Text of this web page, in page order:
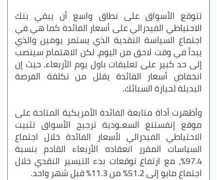
تتوقع الأسواق على نطاق واسع أن يبقي بنك
الاحتياطي الفيدرالي على أسعار الفائدة كما هي في
اجتماع السياسة النقدية الذي يستمر يومين والذي
يبدأ في وقت لاحق من اليوم، لكن الاهتمام سينصب
إلى حد كبير على تعليقات باول يوم الأربعاء. حيث إن
انخفاض أسعار الفائدة يقلل من تكلفة الفرصة
البديلة لحيازة السبائك.
وأظهرت أداة متابعة الفائدة الأمريكية المتاحة على
موقع إنفستنغ السعـودية ترجيح الأسواق تثبيت
الاحتياطي الفيدرالي لأسعار الفائدة خلال اجتماع
السياسات المقرر انعقاده الأربعاء القادم بنسبة
97.4%، مع ارتفاع توقعات بدء التيسير النقدي خلال
اجتماع مايو إلى 51.2% من 11.3% قبل شهر واحد.